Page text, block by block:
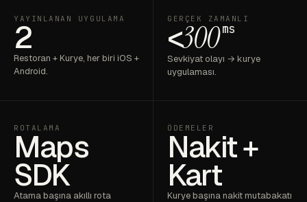
YAYINLANAN UYGULAMA
2
Restoran + Kurye, her biri iOS +
Android.
GERÇEK ZAMANLI
<300 ms
Sevkiyat olayı → kurye
uygulaması.
ROTALAMA
Maps
SDK
Atama başına akıllı rota
ÖDEMELER
Nakit +
Kart
Kurye başına nakit mutabakatı